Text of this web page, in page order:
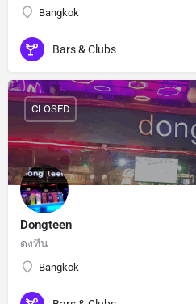
Bangkok
Bars & Clubs
Dongteen
ดงทีน
Bangkok
CLOSED